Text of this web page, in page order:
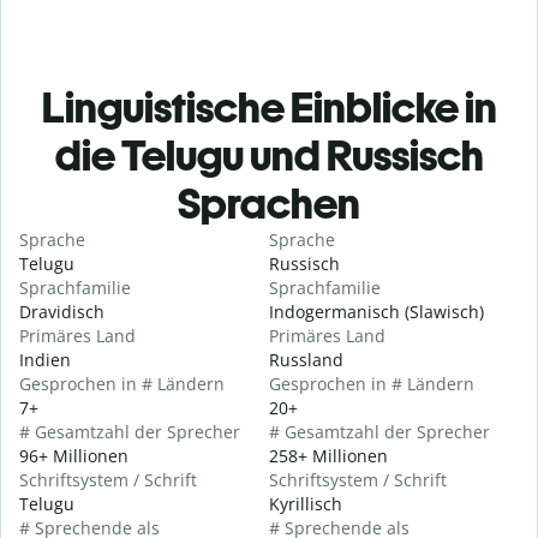
Linguistische Einblicke in
die Telugu und Russisch
Sprachen
Sprache
Telugu
Sprachfamilie
Dravidisch
Primäres Land
Indien
Gesprochen in # Ländern
7+
# Gesamtzahl der Sprecher
96+ Millionen
Schriftsystem / Schrift
Telugu
# Sprechende als
Sprache
Russisch
Sprachfamilie
Indogermanisch (Slawisch)
Primäres Land
Russland
Gesprochen in # Ländern
20+
# Gesamtzahl der Sprecher
258+ Millionen
Schriftsystem / Schrift
Kyrillisch
# Sprechende als